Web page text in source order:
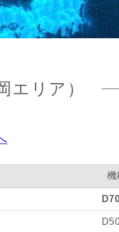
エリア）
機